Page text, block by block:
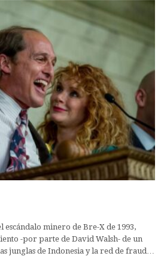
escándalo minero de Bre-X de 1993,
-por parte de David Walsh- de un
junglas de Indonesia y la red de fraud…